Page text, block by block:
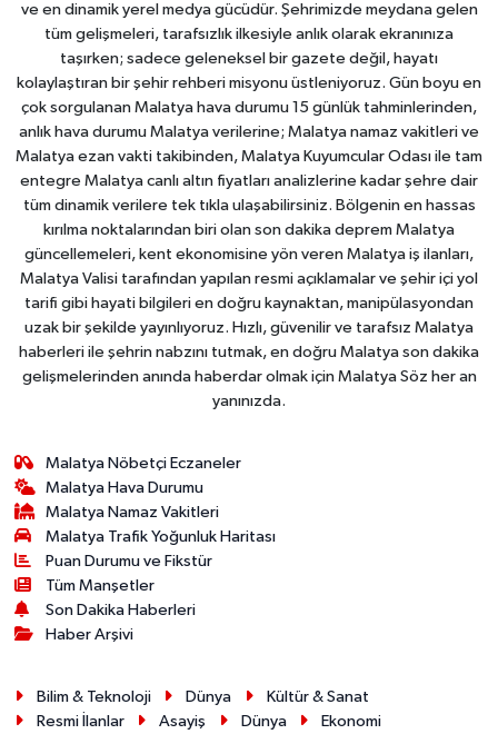
ve en dinamik yerel medya gücüdür. Şehrimizde meydana gelen
tüm gelişmeleri, tarafsızlık ilkesiyle anlık olarak ekranınıza
taşırken; sadece geleneksel bir gazete değil, hayatı
kolaylaştıran bir şehir rehberi misyonu üstleniyoruz. Gün boyu en
çok sorgulanan Malatya hava durumu 15 günlük tahminlerinden,
anlık hava durumu Malatya verilerine; Malatya namaz vakitleri ve
Malatya ezan vakti takibinden, Malatya Kuyumcular Odası ile tam
entegre Malatya canlı altın fiyatları analizlerine kadar şehre dair
tüm dinamik verilere tek tıkla ulaşabilirsiniz. Bölgenin en hassas
kırılma noktalarından biri olan son dakika deprem Malatya
güncellemeleri, kent ekonomisine yön veren Malatya iş ilanları,
Malatya Valisi tarafından yapılan resmi açıklamalar ve şehir içi yol
tarifi gibi hayati bilgileri en doğru kaynaktan, manipülasyondan
uzak bir şekilde yayınlıyoruz. Hızlı, güvenilir ve tarafsız Malatya
haberleri ile şehrin nabzını tutmak, en doğru Malatya son dakika
gelişmelerinden anında haberdar olmak için Malatya Söz her an
yanınızda.
Malatya Nöbetçi Eczaneler
Malatya Hava Durumu
Malatya Namaz Vakitleri
Malatya Trafik Yoğunluk Haritası
Puan Durumu ve Fikstür
Tüm Manşetler
Son Dakika Haberleri
Haber Arşivi
Bilim & Teknoloji Dünya
Kültür & Sanat
Resmi İlanlar
Asayiş Dünya Ekonomi